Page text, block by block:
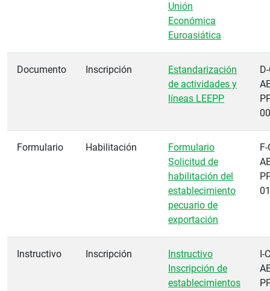
Unión
Económica
Euroasiática
Documento Inscripción
Estandarización
de actividades y
líneas LEEPP
Formulario Habilitación
Formulario
Solicitud de
habilitación del
establecimiento
pecuario de
exportación
F-
Instructivo Inscripción
Instructivo
Inscripción de
establecimientos
I-